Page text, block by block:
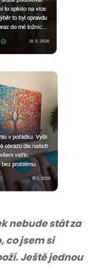
nebude stát za
co jsem si
Ještě jednou